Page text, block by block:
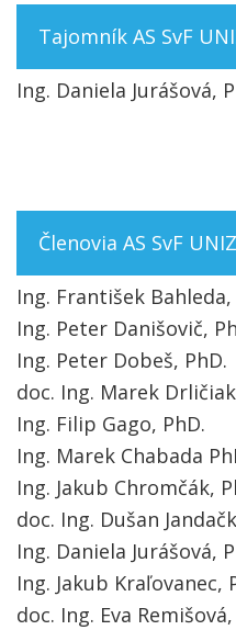
Tajomník AS SvF
Ing. Daniela Jurášová,
Členovia AS SvF
Ing. František Bahleda,
Ing. Peter Danišovič,
Ing. Peter Dobeš, PhD.
doc. Ing. Marek
Ing. Filip Gago, PhD.
Ing. Marek Chabada
Ing. Jakub Chromčák,
doc. Ing. Dušan
Ing. Daniela Jurášová,
Ing. Jakub Kraľovanec,
doc. Ing. Eva